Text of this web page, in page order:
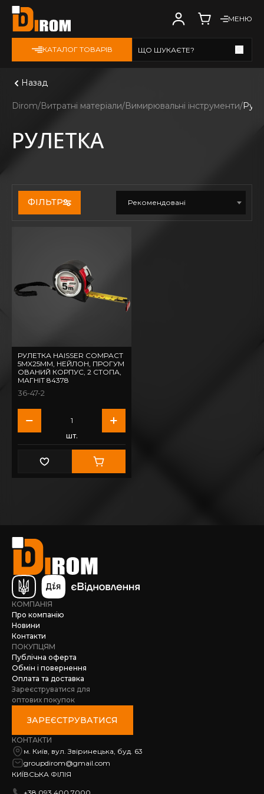
МЕНЮ
КАТАЛОГ ТОВАРІВ ЩО ШУКАЄТЕ?
Назад
Dirom Витратні матеріали Вимирювальні інструменти
РУЛЕТКА
ФІЛЬТР Рекомендовані
РУЛЕТКА HAISSER COMPACT
5МX25ММ, НЕЙЛОН, ПРОГУМ
ОВАНИЙ КОРПУС, 2 СТОПА,
МАГНІТ 84378
36-47-2
шт.
КОМПАНІЯ
Про компанію
Новини
Контакти
ПОКУПЦЯМ
Публічна оферта
Обмін і повернення
Оплата та доставка
Зареєструватися для
оптових покупок
ЗАРЕЄСТРУВАТИСЯ
КОНТАКТИ
м. Київ, вул. Звіринецька, буд. 63
groupdirom@gmail.com
КИЇВСЬКА ФІЛІЯ